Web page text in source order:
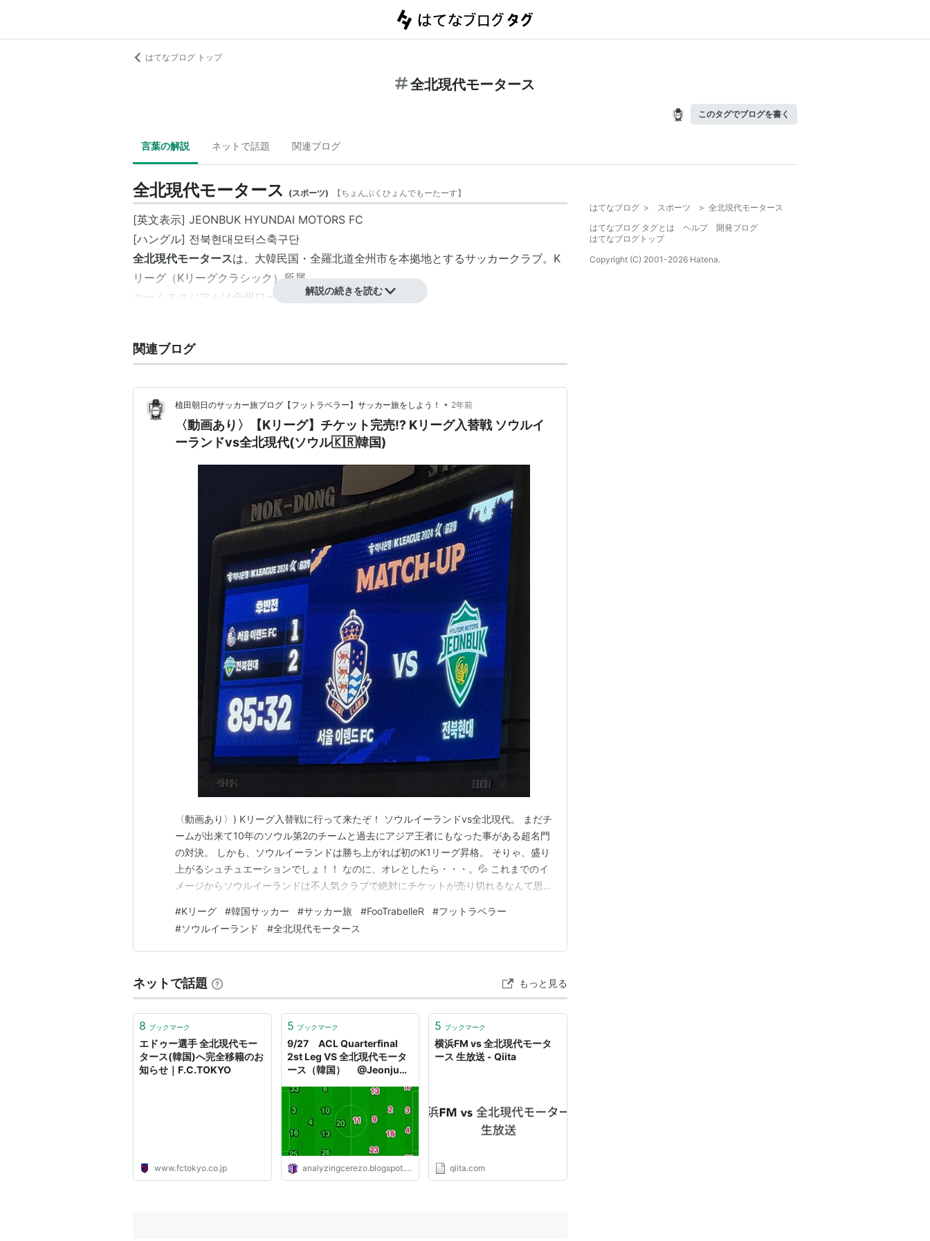
はてなブログ トップ
全北現代モータース
このタグでブログを書く
言葉の解説 ネットで話題 関連ブログ
全北現代モータース (スポーツ) 【ちょんぶくひょんでもーたーす】
[英文表示] JEONBUK HYUNDAI MOTORS FC
[ハングル] 전북현대모터스축구단
全北現代モータースは、大韓民国・全羅北道全州市を本拠地とするサッカークラブ。K
リーグ（Kリーグクラシック ）所属。
ホームスタジアムは全州ワールドカップ競技場。
1994年、全北バッファローに改称。
1994年、現代自動車の出資を受け全北ダイノスに生まれ変わる。
2000年5月、全北現代モータースに改称。
2006年、AFCチャンピオンズリーグ初優勝。同年のFIFAクラブワールドカップに出場
したが、5位に終わる。
2011年9月27日に行われたAFCチャンピオンズリーグ準々決勝、セレッソ大阪とのホー
ムゲームにおいて、全北サポーターが「日本の大地震をお祝います」と東日本大震災で
被害に遭った日本を中傷する横断幕を掲げ、これにセレッソ側が抗議して横断幕が撤去
されるという事件が起きた。この件についてセレッソはAFCに抗議文を提出し、全北側
李東国が所属。かつては日本でも活躍した金度勲、尹晶煥、マグノ・アウベス、ボッテ
ィ、朴東赫、曹宰榛、金承龍、林裕煥らが在籍していた。
Kリーグ/Kリーグクラシック(3回)
2009年、2011年、2014年
韓国FAカップ(3回)
2000年、2003年、2005年
韓国スーパーカップ(1回)
国際タイトル
AFCチャンピオンズリーグ(1回)
2006年
解説の続きを読む
関連ブログ
植田朝日のサッカー旅ブログ【フットラベラー】サッカー旅をしよう！ • 2年前
〈動画あり〉【Kリーグ】チケット完売⁉️ Kリーグ入替戦 ソウルイ
ーランドvs全北現代(ソウル🇰🇷韓国)
〈動画あり〉) Kリーグ入替戦に行って来たぞ！ ソウルイーランドvs全北現代。 まだチ
ームが出来て10年のソウル第2のチームと過去にアジア王者にもなった事がある超名門
の対決。 しかも、ソウルイーランドは勝ち上がれば初のK1リーグ昇格。 そりゃ、盛り
上がるシュチュエーションでしょ！！ なのに、オレとしたら・・・。💦 これまでのイ
メージからソウルイーランドは不人気クラブで絶対にチケットが売り切れるなんて思っ
どうやってスタジアムに入ったのか！？ そして、試合の結末？？ 最後までお付き合い
ください。 ◆【Kリーグ】チケット…
#Kリーグ #韓国サッカー #サッカー旅 #FooTrabelleR #フットラベラー
#ソウルイーランド #全北現代モータース
ネットで話題 もっと見る
8 ブックマーク
エドゥー選手 全北現代モー
タース(韓国)へ完全移籍のお
知らせ｜F.C.TOKYO
www.fctokyo.co.jp
5 ブックマーク
9/27 ACL Quarterfinal
2st Leg VS 全北現代モータ
ース（韓国） @Jeonju
国・全州）
analyzingcerezo.blogspot.com
5 ブックマーク
横浜FM vs 全北現代モータ
ース 生放送 - Qiita
qiita.com
はてなブログ > スポーツ > 全北現代モータース
はてなブログ タグとは
ヘルプ
開発ブログ
はてなブログトップ
Copyright (C) 2001-2026 Hatena.